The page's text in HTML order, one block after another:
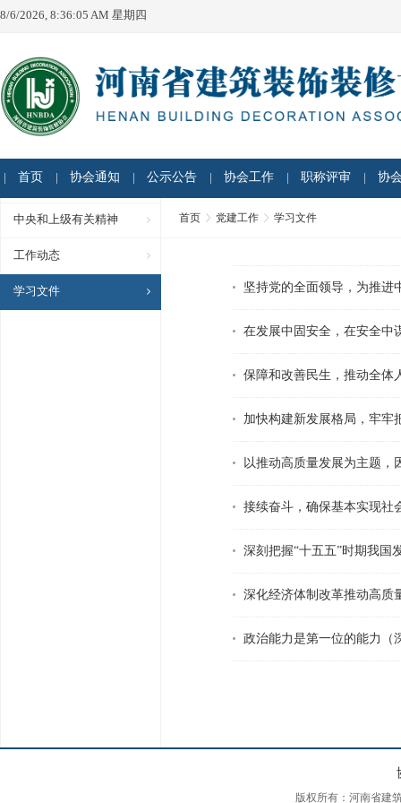
8/6/2026, 8:36:05 AM 星期四
首页 协会通知 公示公告 协会工作 职称评审 协
中央和上级有关精神
工作动态
学习文件
首页 党建工作 学习文件
坚持党的全面领导，为推
在发展中固安全，在安全
保障和改善民生，推动全
加快构建新发展格局，牢
以推动高质量发展为主题
接续奋斗，确保基本实现
深刻把握“十五五”时期我
深化经济体制改革推动高质
政治能力是第一位的能力（
版权所有：河南省建